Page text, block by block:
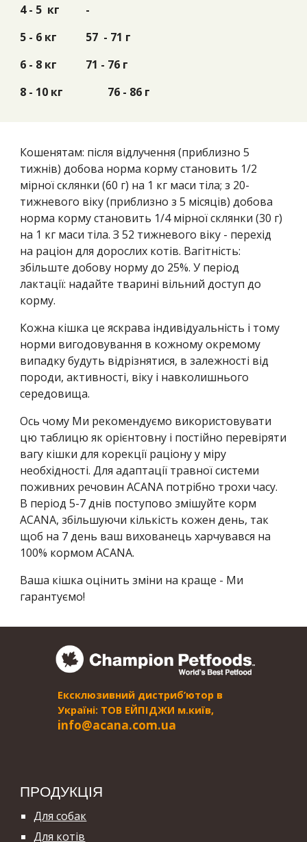
4 - 5 кг
-
5 - 6 кг
57 - 71 г
6 - 8 кг
71 - 76 г
8 - 10 кг
76 - 86 г
Кошенятам: після відлучення (приблизно 5
тижнів) добова норма корму становить 1/2
мірної склянки (60 г) на 1 кг маси тіла; з 20-
тижневого віку (приблизно з 5 місяців) добова
норма корму становить 1/4 мірної склянки (30 г)
на 1 кг маси тіла. З 52 тижневого віку - перехід
на раціон для дорослих котів. Вагітність:
збільште добову норму до 25%. У період
лактації: надайте тварині вільний доступ до
корму.
Кожна кішка це яскрава індивідуальність і тому
норми вигодовування в кожному окремому
випадку будуть відрізнятися, в залежності від
породи, активності, віку і навколишнього
середовища.
Ось чому Ми рекомендуємо використовувати
цю таблицю як орієнтовну і постійно перевіряти
вагу кішки для корекції раціону у міру
необхідності. Для адаптації травної системи
поживних речовин ACANA потрібно трохи часу.
В період 5-7 днів поступово змішуйте корм
ACANA, збільшуючи кількість кожен день, так
щоб на 7 день ваш вихованець харчувався на
100% кормом ACANA.
Ваша кішка оцінить зміни на краще - Ми
гарантуємо!
Ексклюзивний дистриб’ютор в
Україні: ТОВ ЕЙПІДЖИ м.київ,
info@acana.com.ua
ПРОДУКЦІЯ
Для собак
Для котів